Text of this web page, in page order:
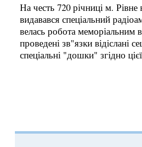
На честь 720 річниці м.
видавався спеціальний
велась робота
проведені зв"язки відіслані
спеціальні "дошки" згідно